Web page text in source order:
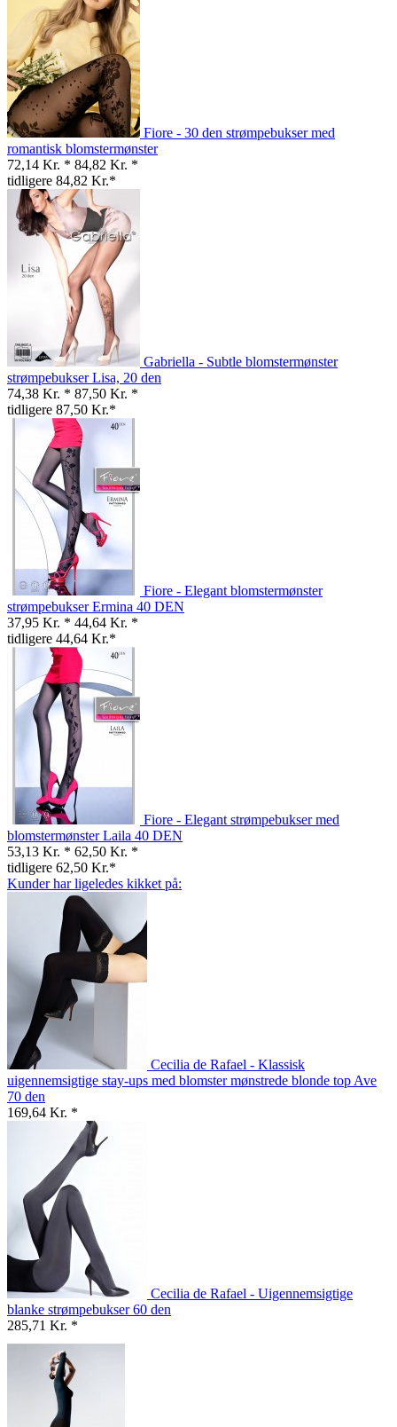
Fiore - 30 den strømpebukser med
romantisk blomstermønster
72,14 Kr. * 84,82 Kr. *
tidligere 84,82 Kr.*
Gabriella - Subtle blomstermønster
strømpebukser Lisa, 20 den
74,38 Kr. * 87,50 Kr. *
tidligere 87,50 Kr.*
Fiore - Elegant blomstermønster
strømpebukser Ermina 40 DEN
37,95 Kr. * 44,64 Kr. *
tidligere 44,64 Kr.*
Fiore - Elegant strømpebukser med
blomstermønster Laila 40 DEN
53,13 Kr. * 62,50 Kr. *
tidligere 62,50 Kr.*
Kunder har ligeledes kikket på:
Cecilia de Rafael - Klassisk
uigennemsigtige stay-ups med blomster mønstrede blonde top Ave
70 den
169,64 Kr. *
Cecilia de Rafael - Uigennemsigtige
blanke strømpebukser 60 den
285,71 Kr. *